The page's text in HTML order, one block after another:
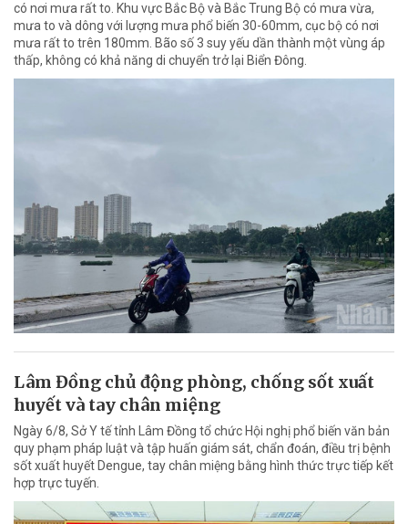
có nơi mưa rất to. Khu vực Bắc Bộ và Bắc Trung Bộ có mưa vừa,
mưa to và dông với lượng mưa phổ biến 30-60mm, cục bộ có nơi
mưa rất to trên 180mm. Bão số 3 suy yếu dần thành một vùng áp
thấp, không có khả năng di chuyển trở lại Biển Đông.
Lâm Đồng chủ động phòng, chống sốt xuất
huyết và tay chân miệng
Ngày 6/8, Sở Y tế tỉnh Lâm Đồng tổ chức Hội nghị phổ biến văn bản
quy phạm pháp luật và tập huấn giám sát, chẩn đoán, điều trị bệnh
sốt xuất huyết Dengue, tay chân miệng bằng hình thức trực tiếp kết
hợp trực tuyến.